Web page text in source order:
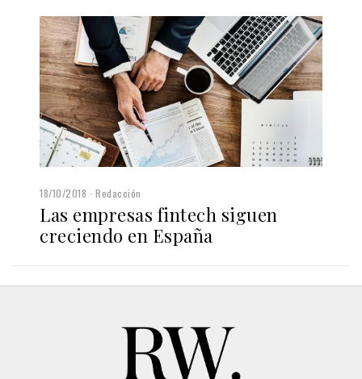
18/10/2018 Redacción
Las empresas fintech siguen
creciendo en España